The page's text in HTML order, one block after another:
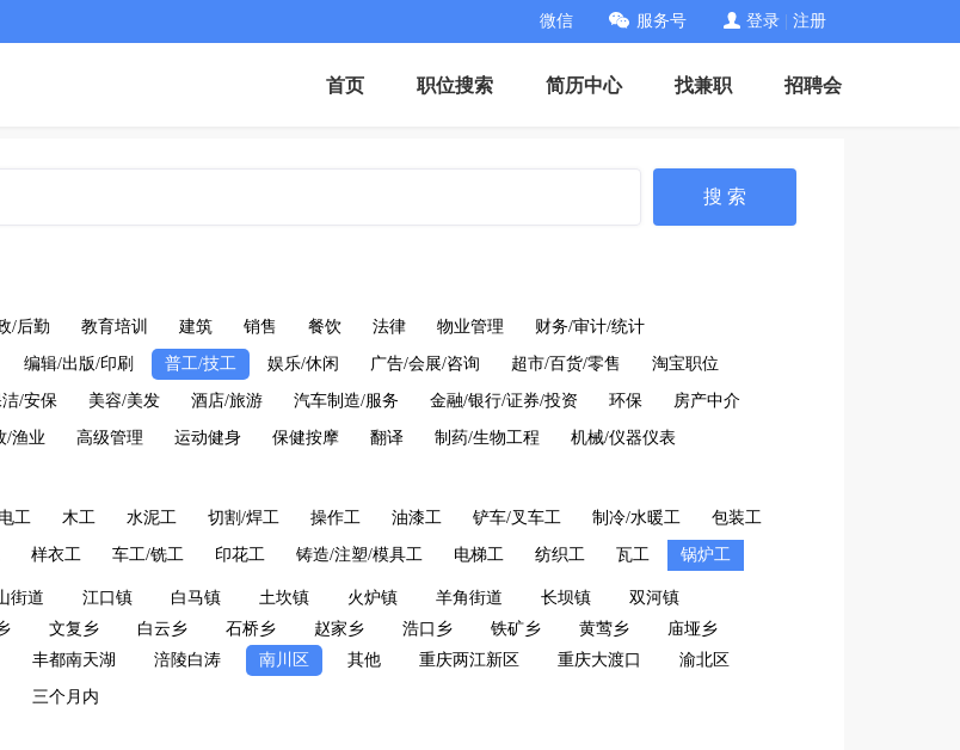
微信 服务号 登录 注册
首页 职位搜索 简历中心 找兼职 招聘会
搜 索
/后勤 教育培训 建筑 销售 餐饮 法律 物业管理 财务/审计/统计
编辑/出版/印刷 普工/技工 娱乐/休闲 广告/会展/咨询 超市/百货/零售 淘宝职位
/安保 美容/美发 酒店/旅游 汽车制造/服务 金融/银行/证券/投资 环保 房产中介
/渔业 高级管理 运动健身 保健按摩 翻译 制药/生物工程 机械/仪器仪表
电工 木工 水泥工 切割/焊工 操作工 油漆工 铲车/叉车工 制冷/水暖工 包装工
样衣工 车工/铣工 印花工 铸造/注塑/模具工 电梯工 纺织工 瓦工 锅炉工
街道 江口镇 白马镇 土坎镇 火炉镇 羊角街道 长坝镇
双河镇
文复乡 白云乡 石桥乡 赵家乡 浩口乡 铁矿乡 黄莺乡
庙垭乡
丰都南天湖 涪陵白涛 南川区 其他 重庆两江新区 重庆大渡口 渝北区
三个月内